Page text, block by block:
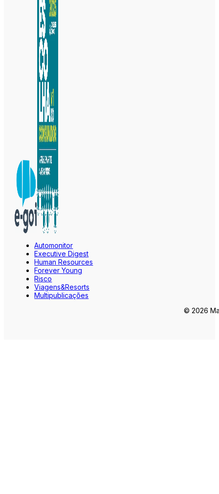
Automonitor
Executive Digest
Human Resources
Forever Young
Risco
Viagens&Resorts
Multipublicações
© 2026